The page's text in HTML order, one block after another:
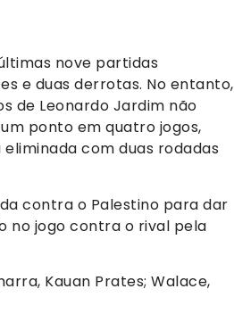
nove partidas
e duas derrotas. No entanto,
de Leonardo Jardim não
ponto em quatro jogos,
com duas rodadas
contra o Palestino para dar
no jogo contra o rival pela
Kauan Prates; Walace,